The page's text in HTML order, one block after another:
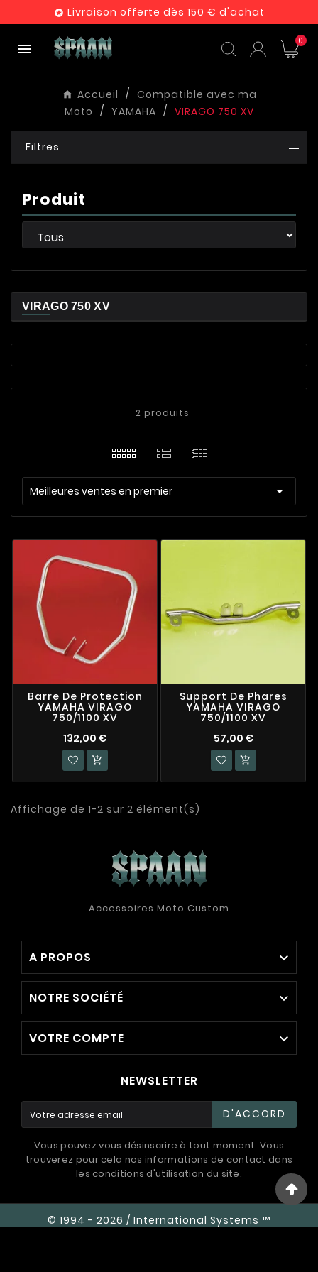
 Livraison offerte dès 150 € d'achat
 0
Accueil
Compatible avec ma
Moto
YAMAHA VIRAGO 750 XV
Filtres
Produit
VIRAGO 750 XV
2 produits
Meilleures ventes en premier 
Barre De Protection
YAMAHA VIRAGO
750/1100 XV
132,00 €

Support De Phares
YAMAHA VIRAGO
750/1100 XV
57,00 €

Affichage de 1-2 sur 2 élément(s)
Accessoires Moto Custom
A PROPOS 
NOTRE SOCIÉTÉ 
VOTRE COMPTE 
NEWSLETTER
D'ACCORD
Vous pouvez vous désinscrire à tout moment. Vous
trouverez pour cela nos informations de contact dans
les conditions d'utilisation du site.
© 1994 - 2026 / International Systems ™